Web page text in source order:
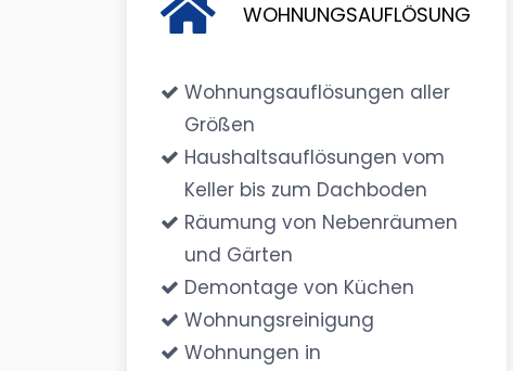
WOHNUNGSAUFLÖSUNG
Wohnungsauflösungen aller
Größen
Haushaltsauflösungen vom
Keller bis zum Dachboden
Räumung von Nebenräumen
und Gärten
Demontage von Küchen
Wohnungsreinigung
Wohnungen in